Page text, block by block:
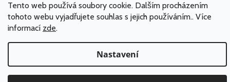
Tento web používá soubory cookie. Dalším procházením
tohoto webu vyjadřujete souhlas s jejich používáním.. Více
informací zde.
Nastavení
Vytvořil Shoptet
Copyright 2026BikeTunel.cz. Všechna práva vyhrazena.